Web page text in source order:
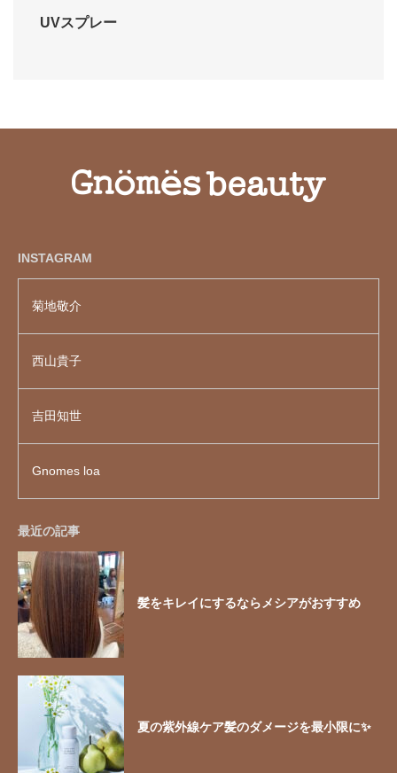
UVスプレー
INSTAGRAM
菊地敬介
西山貴子
吉田知世
Gnomes loa
最近の記事
髪をキレイにするならメシアがおすすめ
夏の紫外線ケア髪のダメージを最小限に✨